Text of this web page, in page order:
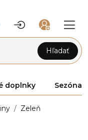
Hľadať
doplnky Sezóna
Zeleň